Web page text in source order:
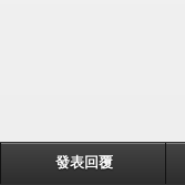
發表回覆